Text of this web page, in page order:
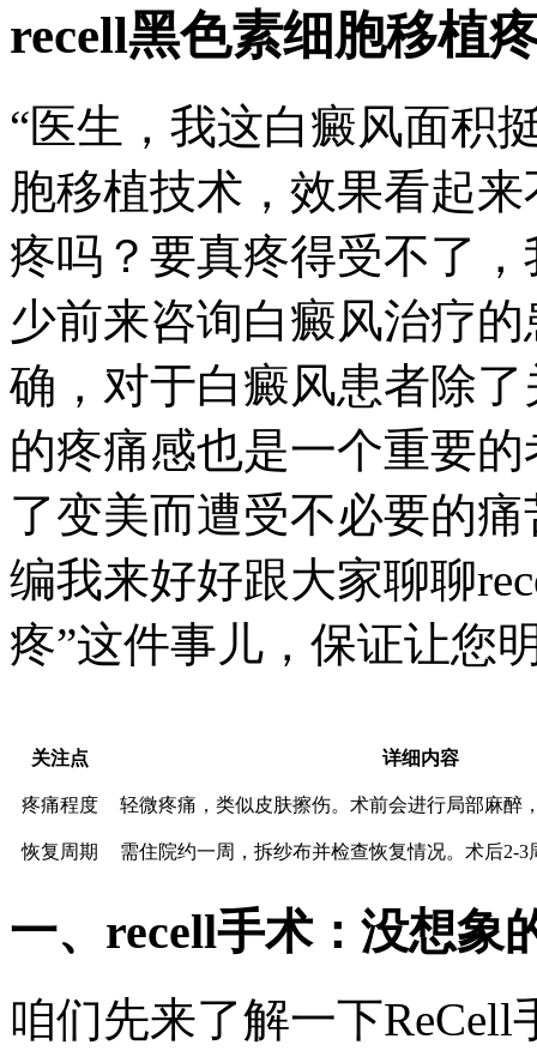
recell黑色素细胞移植
“医生，我这白癜风面积
胞移植技术，效果看起
疼吗？要真疼得受不了
少前来咨询白癜风治疗
确，对于白癜风患者除
的疼痛感也是一个重要
了变美而遭受不必要的
编我来好好跟大家聊聊
疼”这件事儿，保证让您
关注点 详细内容
疼痛程度 轻微疼痛，类似皮肤擦伤。术前会进行局部麻醉
恢复周期 需住院约一周，拆纱布并检查恢复情况。术后2-
一、recell手术：没想象
咱们先来了解一下